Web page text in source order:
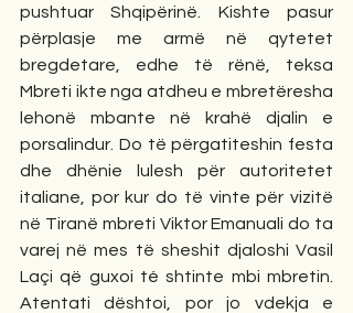
pushtuar Shqipërinë. Kishte pasur
përplasje me armë në qytetet
bregdetare, edhe të rënë, teksa
Mbreti ikte nga atdheu e mbretëresha
lehonë mbante në krahë djalin e
porsalindur. Do të përgatiteshin festa
dhe dhënie lulesh për autoritetet
italiane, por kur do të vinte për vizitë
në Tiranë mbreti Viktor Emanuali do ta
varej në mes të sheshit djaloshi Vasil
Laçi që guxoi té shtinte mbi mbretin.
Atentati dështoi, por jo vdekja e